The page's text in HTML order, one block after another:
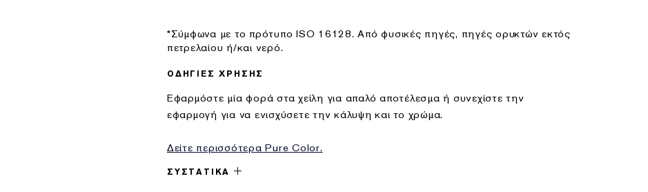
*Σύμφωνα με το πρότυπο ISO 16128. Από φυσικές πηγές, πηγές ορυκτών εκτός
πετρελαίου ή/και νερό.
ΟΔΗΓΙΕΣ ΧΡΗΣΗΣ
Εφαρμόστε μία φορά στα χείλη για απαλό αποτέλεσμα ή συνεχίστε την
εφαρμογή για να ενισχύσετε την κάλυψη και το χρώμα.
Δείτε περισσότερα Pure Color.
ΣΥΣΤΑΤΙΚΑ